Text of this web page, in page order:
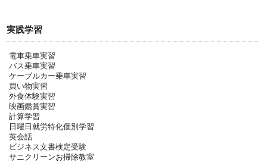
実践学習
電車乗車実習
バス乗車実習
ケーブルカー乗車実習
買い物実習
外食体験実習
映画鑑賞実習
計算学習
日曜日就労特化個別学習
英会話
ビジネス文書検定受験
サニクリーンお掃除教室